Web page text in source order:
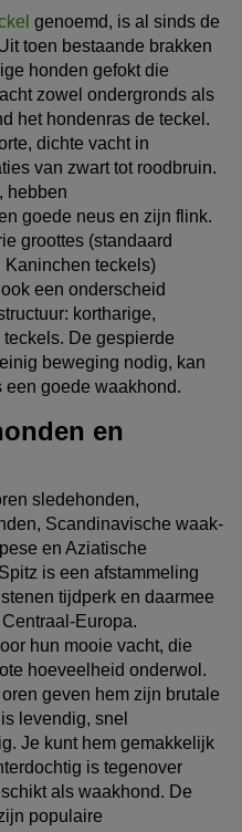
genoemd, is al sinds de
toen bestaande brakken
honden gefokt die
zowel ondergronds als
het hondenras de teckel.
dichte vacht in
van zwart tot roodbruin.
hebben
goede neus en zijn flink.
groottes (standaard
Kaninchen teckels)
een onderscheid
kortharige,
De gespierde
beweging nodig, kan
een goede waakhond.
en
sledehonden,
Scandinavische waak-
en Aziatische
is een afstammeling
tijdperk en daarmee
Europa.
hun mooie vacht, die
hoeveelheid onderwol.
geven hem zijn brutale
levendig, snel
Je kunt hem gemakkelijk
is tegenover
als waakhond. De
populaire